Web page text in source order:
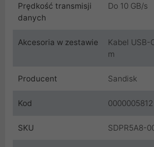
Prędkość transmisji
danych
Do 10 GB/s
Akcesoria w zestawie
Kabel USB-
m
Producent Sandisk
Kod 0000005812
SKU SDPR5A8-